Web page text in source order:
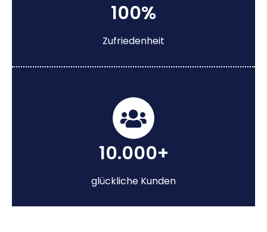
100%
Zufriedenheit
10.000+
glückliche Kunden